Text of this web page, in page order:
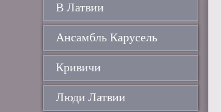
В Латвии
Ансамбль Карусель
Кривичи
Люди Латвии